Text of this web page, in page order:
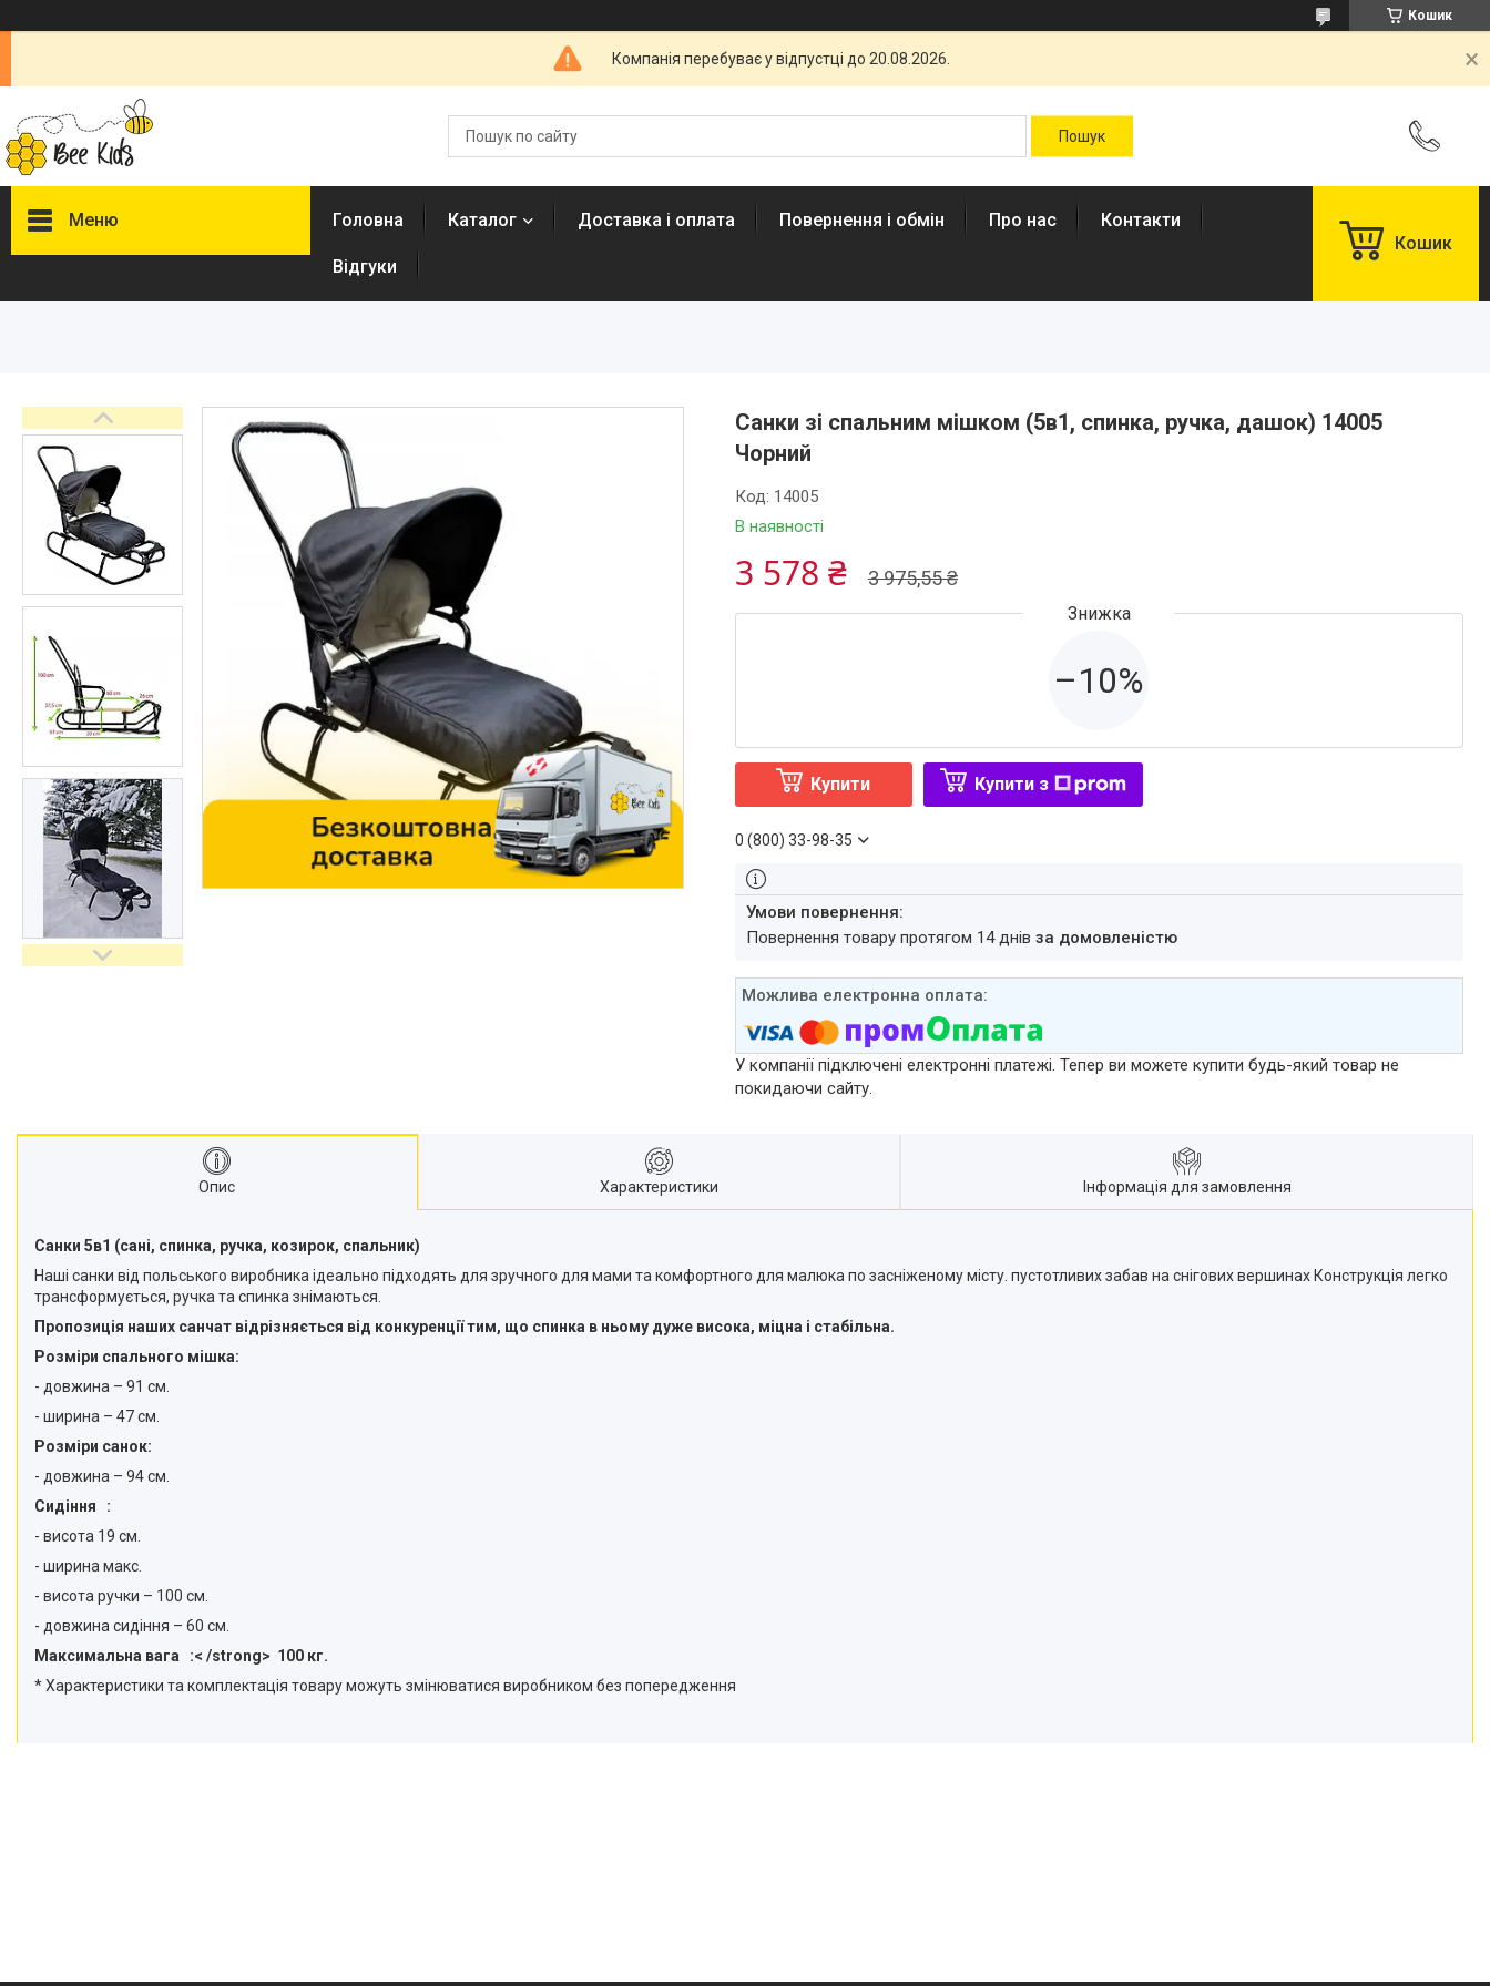
Кошик
Компанія перебуває у відпустці до 20.08.2026.
Меню
Документи
Відгуки
Контакти
Головна Каталог Доставка і оплата Повернення і обмін Про нас Контакти
Відгуки
Кошик
Санки зі спальним мішком (5в1, спинка, ручка, дашок) 14005
Чорний
В наявності
Код: 14005
3 975,55 ₴
3 578 ₴
–10%
Купити Купити з
0 (800) 33-98-35
повернення товару протягом 14 днів за домовленістю
У компанії підключені електронні платежі. Тепер ви можете купити будь-який товар не
покидаючи сайту.
Опис Характеристики Інформація для замовлення
Санки 5в1 (сані, спинка, ручка, козирок, спальник)
Наші санки від польського виробника ідеально підходять для зручного для мами та комфортного для малюка по засніженому місту. пустотливих забав на снігових вершинах Конструкція легко
трансформується, ручка та спинка знімаються.
Пропозиція наших санчат відрізняється від конкуренції тим, що спинка в ньому дуже висока, міцна і стабільна.
Розміри спального мішка:
- довжина – 91 см.
- ширина – 47 см.
Розміри санок:
- довжина – 94 см.
Сидіння
:
- висота 19 см.
- ширина макс.
- висота ручки – 100 см.
- довжина сидіння – 60 см.
Максимальна вага
:< /strong> 100 кг.
* Характеристики та комплектація товару можуть змінюватися виробником без попередження